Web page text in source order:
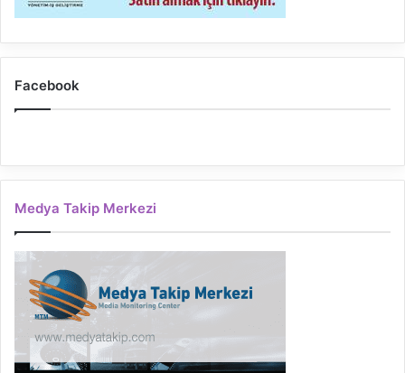
Facebook
Medya Takip Merkezi